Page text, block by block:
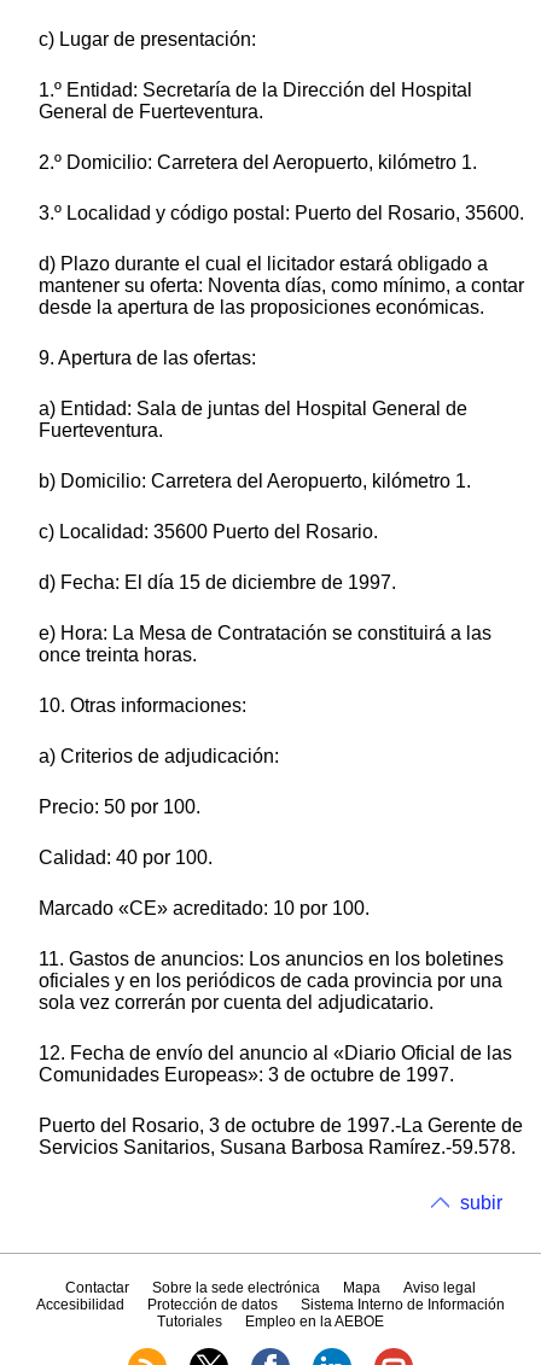
c) Lugar de presentación:
1.º Entidad: Secretaría de la Dirección del Hospital
General de Fuerteventura.
2.º Domicilio: Carretera del Aeropuerto, kilómetro 1.
3.º Localidad y código postal: Puerto del Rosario, 35600.
d) Plazo durante el cual el licitador estará obligado a
mantener su oferta: Noventa días, como mínimo, a contar
desde la apertura de las proposiciones económicas.
9. Apertura de las ofertas:
a) Entidad: Sala de juntas del Hospital General de
Fuerteventura.
b) Domicilio: Carretera del Aeropuerto, kilómetro 1.
c) Localidad: 35600 Puerto del Rosario.
d) Fecha: El día 15 de diciembre de 1997.
e) Hora: La Mesa de Contratación se constituirá a las
once treinta horas.
10. Otras informaciones:
a) Criterios de adjudicación:
Precio: 50 por 100.
Calidad: 40 por 100.
Marcado «CE» acreditado: 10 por 100.
11. Gastos de anuncios: Los anuncios en los boletines
oficiales y en los periódicos de cada provincia por una
sola vez correrán por cuenta del adjudicatario.
12. Fecha de envío del anuncio al «Diario Oficial de las
Comunidades Europeas»: 3 de octubre de 1997.
Puerto del Rosario, 3 de octubre de 1997.-La Gerente de
Servicios Sanitarios, Susana Barbosa Ramírez.-59.578.
subir
Contactar Sobre la sede electrónica Mapa
Aviso legal
Accesibilidad
Protección de datos
Sistema Interno de Información
Tutoriales
Empleo en la AEBOE